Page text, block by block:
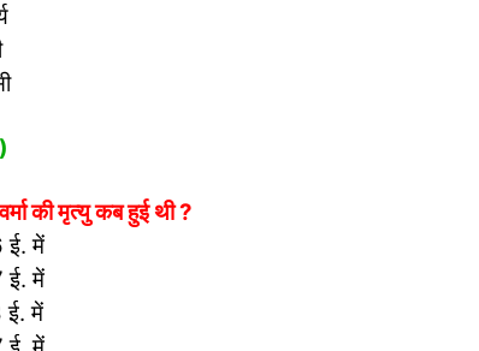
की मृत्यु कब हुई थी ?
ई. में
ई. में
ई. में